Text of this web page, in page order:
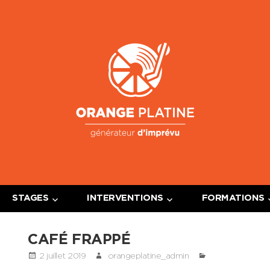
STAGES INTERVENTIONS FORMATIONS
CAFÉ FRAPPÉ
2 juillet 2019 orangeplatine_admin